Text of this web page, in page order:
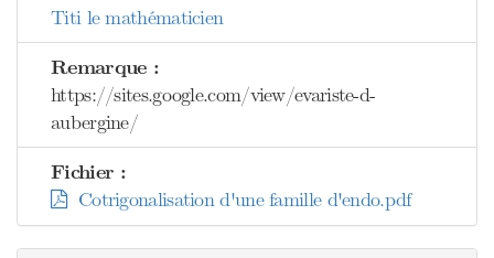
Titi le mathématicien
Remarque :
https://sites.google.com/view/evariste-d-
aubergine/
Fichier :
Cotrigonalisation d'une famille d'endo.pdf